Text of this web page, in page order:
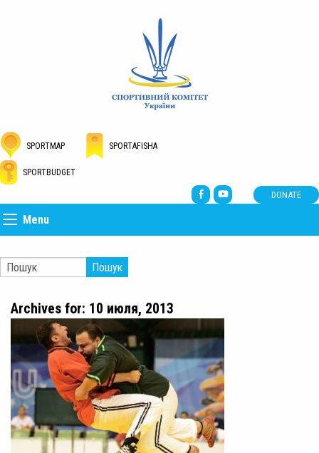
SPORTMAP SPORTAFISHA
SPORTBUDGET
DONATE
Menu
Пошук
Archives for: 10 июля, 2013